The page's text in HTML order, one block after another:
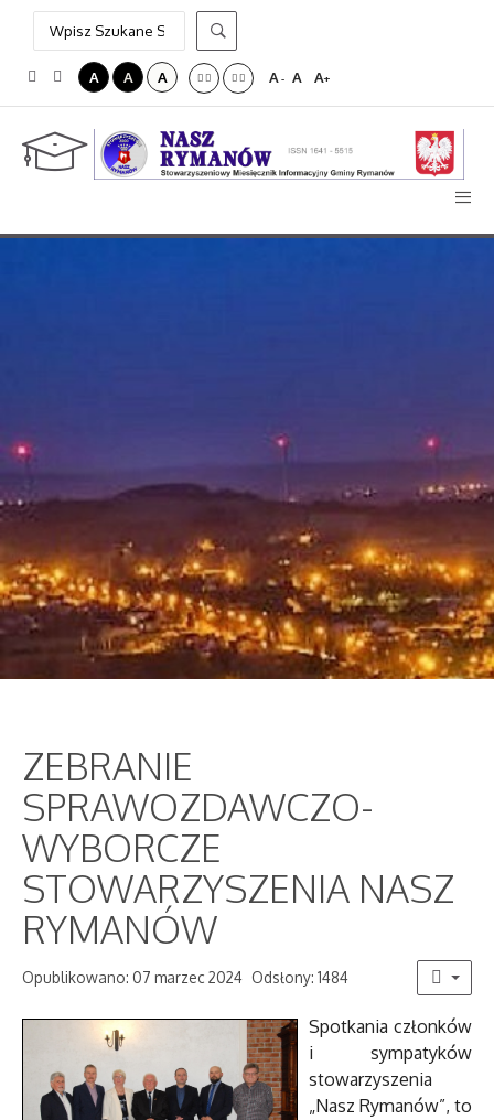
A A A A- A A+
ZEBRANIE
SPRAWOZDAWCZO-
WYBORCZE
STOWARZYSZENIA NASZ
RYMANÓW
Opublikowano: 07 marzec 2024 Odsłony: 1484
Spotkania członków
i sympatyków
stowarzyszenia
„Nasz Rymanów”, to